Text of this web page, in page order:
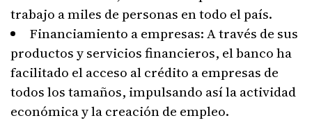
trabajo a miles de personas en todo el país.
Financiamiento a empresas: A través de sus
productos y servicios financieros, el banco ha
facilitado el acceso al crédito a empresas de
todos los tamaños, impulsando así la actividad
económica y la creación de empleo.